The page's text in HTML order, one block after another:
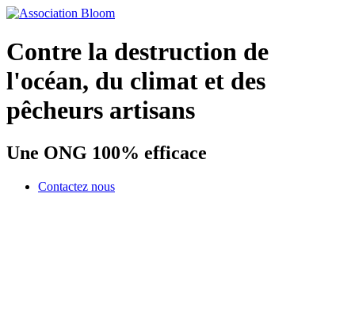
Contre la destruction de
l'océan, du climat et des
pêcheurs artisans
Une ONG 100% efficace
Contactez nous